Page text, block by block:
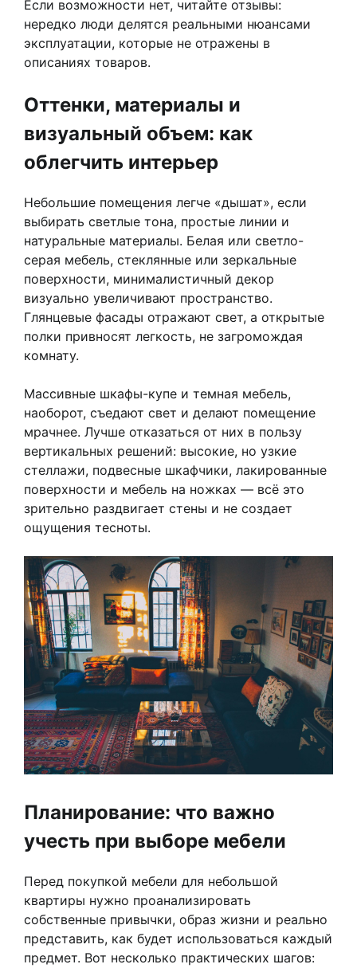
Если возможности нет, читайте отзывы:
нередко люди делятся реальными нюансами
эксплуатации, которые не отражены в
описаниях товаров.
Оттенки, материалы и
визуальный объем: как
облегчить интерьер
Небольшие помещения легче «дышат», если
выбирать светлые тона, простые линии и
натуральные материалы. Белая или светло-
серая мебель, стеклянные или зеркальные
поверхности, минималистичный декор
визуально увеличивают пространство.
Глянцевые фасады отражают свет, а открытые
полки привносят легкость, не загромождая
комнату.
Массивные шкафы-купе и темная мебель,
наоборот, съедают свет и делают помещение
мрачнее. Лучше отказаться от них в пользу
вертикальных решений: высокие, но узкие
стеллажи, подвесные шкафчики, лакированные
поверхности и мебель на ножках — всё это
зрительно раздвигает стены и не создает
ощущения тесноты.
Планирование: что важно
учесть при выборе мебели
Перед покупкой мебели для небольшой
квартиры нужно проанализировать
собственные привычки, образ жизни и реально
представить, как будет использоваться каждый
предмет. Вот несколько практических шагов: